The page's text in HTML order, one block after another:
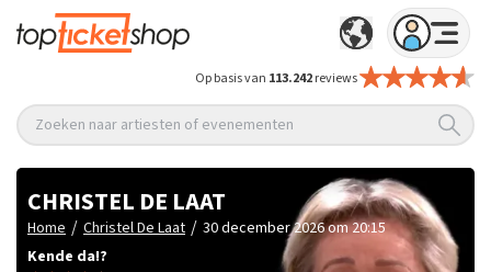
Op basis van 113.242reviews
Zoeken naar artiesten of evenementen
CHRISTEL DE LAAT
Home / Christel De Laat / 30 december 2026 om 20:15
Kende da!?